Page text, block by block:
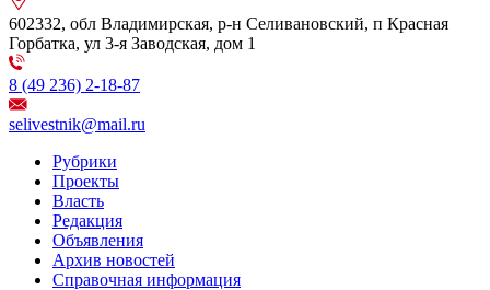
602332, обл Владимирская, р-н Селивановский, п Красная
Горбатка, ул 3-я Заводская, дом 1
8 (49 236) 2-18-87
selivestnik@mail.ru
Рубрики
Проекты
Власть
Редакция
Объявления
Архив новостей
Справочная информация